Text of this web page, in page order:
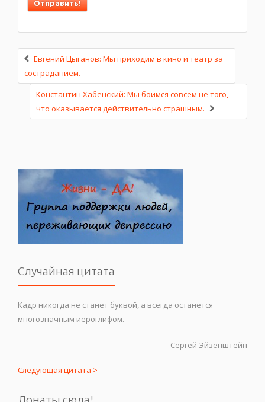
Евгений Цыганов: Мы приходим в кино и театр за
состраданием.
Константин Хабенский: Мы боимся совсем не того,
что оказывается действительно страшным.
Случайная цитата
Кадр никогда не станет буквой, а всегда останется
многозначным иероглифом.
— Сергей Эйзенштейн
Следующая цитата >